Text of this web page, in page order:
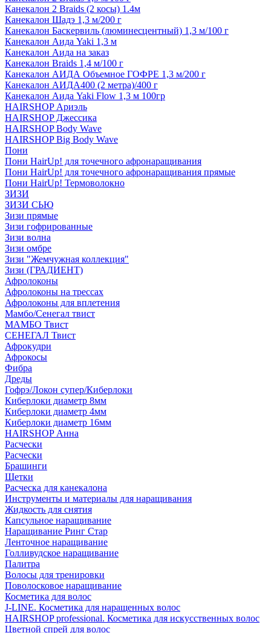
Канекалон 2 Braids (2 косы) 1.4м
Канекалон Шадэ 1,3 м/200 г
Канекалон Баскервиль (люминесцентный) 1,3 м/100 г
Канекалон Аида Yaki 1,3 м
Канекалон Аида на заказ
Канекалон Braids 1,4 м/100 г
Канекалон АИДА Объемное ГОФРЕ 1,3 м/200 г
Канекалон АИДА400 (2 метра)/400 г
Канекалон Аида Yaki Flow 1,3 м 100гр
HAIRSHOP Ариэль
HAIRSHOP Джессика
HAIRSHOP Body Wave
HAIRSHOP Big Body Wave
Пони
Пони HairUp! для точечного афронаращивания
Пони HairUp! для точечного афронаращивания прямые
Пони HairUp! Термоволокно
ЗИЗИ
ЗИЗИ СЬЮ
Зизи прямые
Зизи гофрированные
Зизи волна
Зизи омбре
Зизи "Жемчужная коллекция"
Зизи (ГРАДИЕНТ)
Афролоконы
Афролоконы на трессах
Афролоконы для вплетения
Мамбо/Сенегал твист
МАМБО Твист
СЕНЕГАЛ Твист
Афрокудри
Афрокосы
Фибра
Дреды
Гофрэ/Локон супер/Киберлоки
Киберлоки диаметр 8мм
Киберлоки диаметр 4мм
Киберлоки диаметр 16мм
HAIRSHOP Анна
Расчески
Расчески
Брашинги
Щетки
Расческа для канекалона
Инструменты и материалы для наращивания
Жидкость для снятия
Капсульное наращивание
Наращивание Ринг Стар
Ленточное наращивание
Голливудское наращивание
Палитра
Волосы для тренировки
Поволосковое наращивание
Косметика для волос
J-LINE. Косметика для наращенных волос
HAIRSHOP professional. Косметика для искусственных волос
Цветной спрей для волос